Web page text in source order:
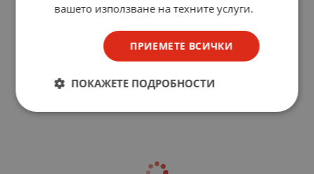
вашето използване на техните услуги.
ПРИЕМЕТЕ ВСИЧКИ
ПОКАЖЕТЕ ПОДРОБНОСТИ